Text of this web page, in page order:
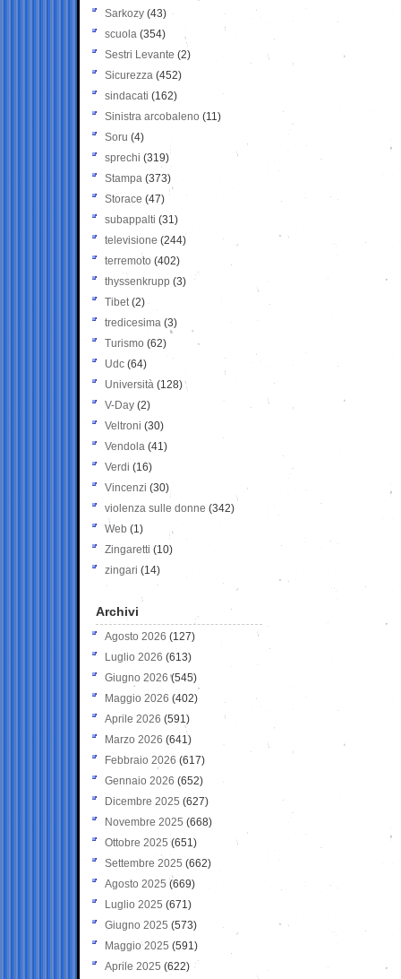
Sarkozy (43)
scuola (354)
Sestri Levante (2)
Sicurezza (452)
sindacati (162)
Sinistra arcobaleno (11)
Soru (4)
sprechi (319)
Stampa (373)
Storace (47)
subappalti (31)
televisione(244)
terremoto (402)
thyssenkrupp (3)
Tibet(2)
tredicesima (3)
Turismo (62)
Udc (64)
Università (128)
V-Day (2)
Veltroni (30)
Vendola (41)
Verdi (16)
Vincenzi (30)
violenza sulle donne (342)
Web (1)
Zingaretti (10)
zingari (14)
Archivi
Agosto 2026 (127)
Luglio 2026 (613)
Giugno 2026 (545)
Maggio 2026 (402)
Aprile 2026 (591)
Marzo 2026 (641)
Febbraio 2026 (617)
Gennaio 2026 (652)
Dicembre 2025 (627)
Novembre 2025 (668)
Ottobre 2025 (651)
Settembre 2025 (662)
Agosto 2025 (669)
Luglio 2025 (671)
Giugno 2025 (573)
Maggio 2025 (591)
Aprile 2025 (622)